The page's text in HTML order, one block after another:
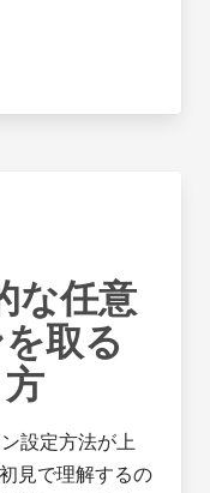
な任意
取る
設定方法が上
見で理解するの